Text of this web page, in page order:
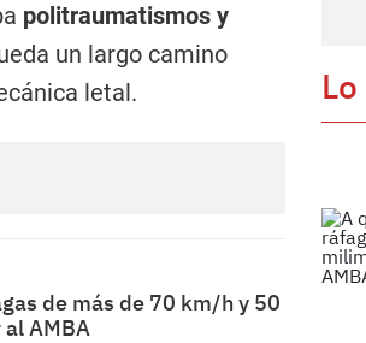
politraumatismos y
un largo camino
letal.
de más de 70 km/h y 50
AMBA